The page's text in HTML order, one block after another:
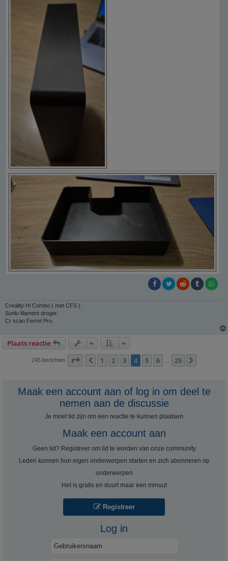
Creality Hi Combo ( met CFS ).
Sunlu filament droger.
Cr scan Ferret Pro.
Plaats reactie
245 berichten Pagina van 25
Vorige
1 2 3 4 5 6 25
Maak een account aan of log in om deel te
nemen aan de discussie
Je moet lid zijn om een ​​reactie te kunnen plaatsen
Maak een account aan
Geen lid? Registreer om lid te worden van onze community
Leden kunnen hun eigen onderwerpen starten en zich abonneren op
onderwerpen
Het is gratis en duurt maar een minuut
Registreer
Log in